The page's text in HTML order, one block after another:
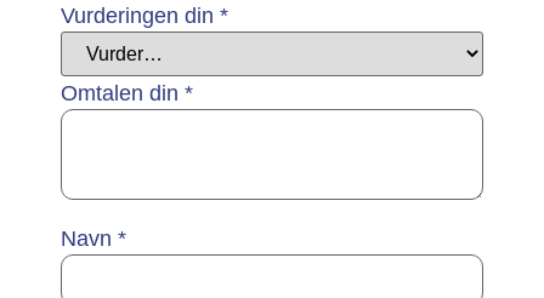
Vurderingen din *
Omtalen din *
Navn *